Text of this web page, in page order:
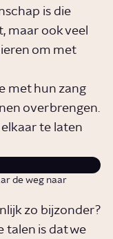
is die
maar ook veel
om met
met hun zang
overbrengen.
te laten
de weg naar
zo bijzonder?
talen is dat we